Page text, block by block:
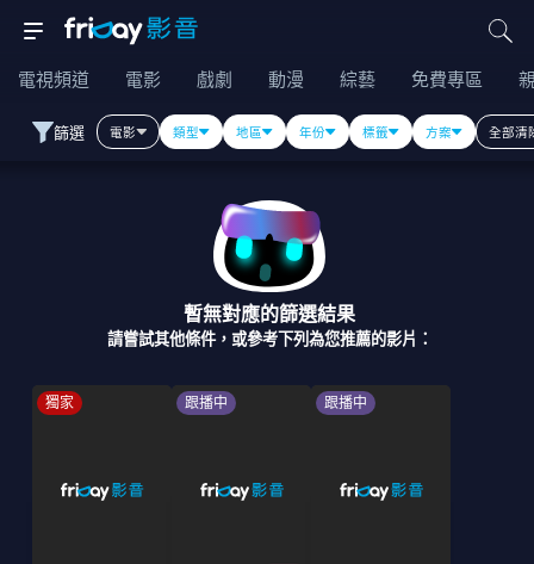
電視頻道 電影 戲劇 動漫 綜藝 免費專區
篩選 電影 類型 地區 年份 標籤 方案 全部清
暫無對應的篩選結果
請嘗試其他條件，或參考下列為您推薦的影片：
獨家 跟播中 跟播中